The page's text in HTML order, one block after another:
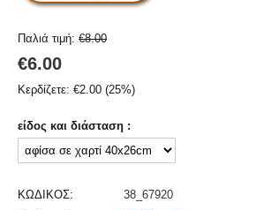
Παλιά τιμή: €8.00
€6.00
Κερδίζετε: €2.00 (25%)
είδος και διάσταση :
ΚΩΔΙΚΟΣ:
38_67920